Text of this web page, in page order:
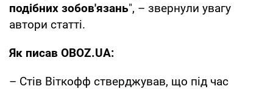
подібних зобов'язань", – звернули увагу
автори статті.
Як писав OBOZ.UA:
– Стів Віткофф стверджував, що під час